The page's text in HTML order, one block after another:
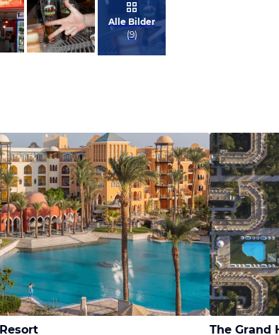
Bild melden
von Achim
Alle Bilder
(9)
The Grand